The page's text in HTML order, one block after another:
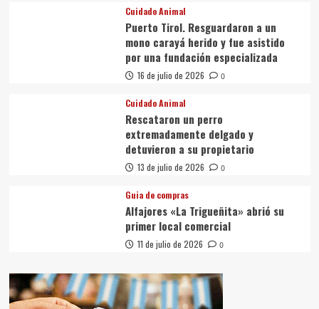
Cuidado Animal
Puerto Tirol. Resguardaron a un
mono carayá herido y fue asistido
por una fundación especializada
16 de julio de 2026 0
Cuidado Animal
Rescataron un perro
extremadamente delgado y
detuvieron a su propietario
13 de julio de 2026 0
Guia de compras
Alfajores «La Trigueñita» abrió su
primer local comercial
11 de julio de 2026 0